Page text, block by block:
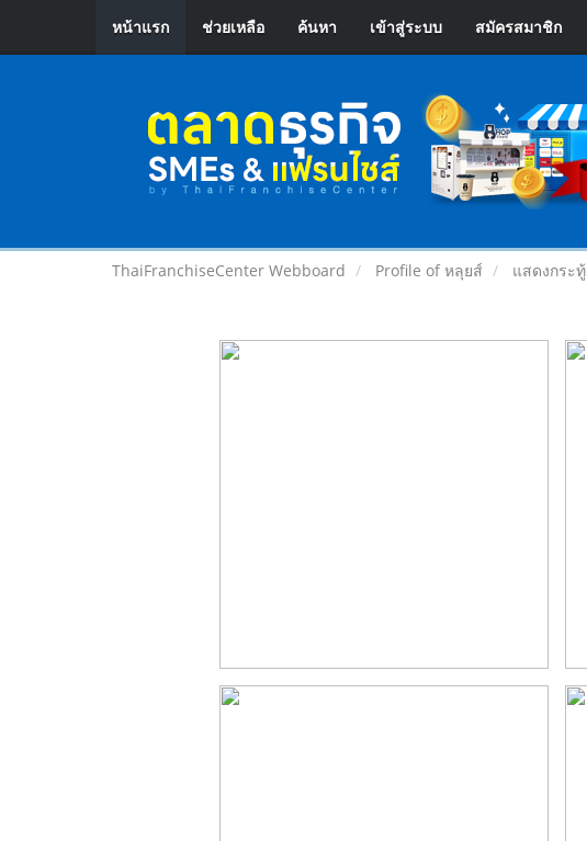
หน้าแรก ช่วยเหลือ ค้นหา เข้าสู่ระบบ สมัครสมาชิก
ThaiFranchiseCenter Webboard Profile of หลุยส์ แสดงกระทู้